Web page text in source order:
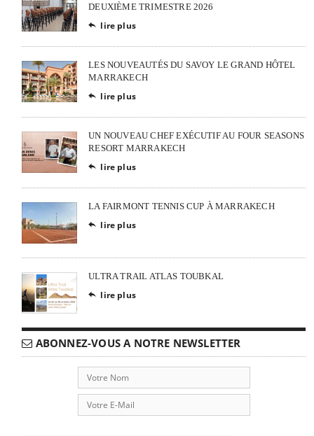
DEUXIÈME TRIMESTRE 2026
 lire plus
LES NOUVEAUTÉS DU SAVOY LE GRAND HÔTEL
MARRAKECH
 lire plus
UN NOUVEAU CHEF EXÉCUTIF AU FOUR SEASONS
RESORT MARRAKECH
 lire plus
LA FAIRMONT TENNIS CUP À MARRAKECH
 lire plus
ULTRA TRAIL ATLAS TOUBKAL
 lire plus
ABONNEZ-VOUS A NOTRE NEWSLETTER